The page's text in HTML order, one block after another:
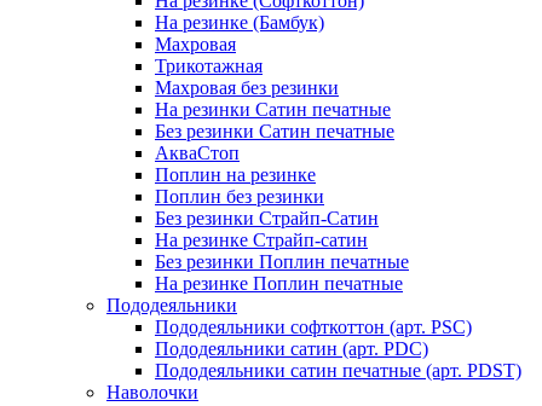
На резинке (Бамбук)
Махровая
Трикотажная
Махровая без резинки
На резинки Сатин печатные
Без резинки Сатин печатные
АкваСтоп
Поплин на резинке
Поплин без резинки
Без резинки Страйп-Сатин
На резинке Страйп-сатин
Без резинки Поплин печатные
На резинке Поплин печатные
Пододеяльники
Пододеяльники софткоттон (арт. PSC)
Пододеяльники сатин (арт. PDC)
Пододеяльники сатин печатные (арт. PDST)
Наволочки